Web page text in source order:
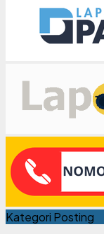
Kategori Posting